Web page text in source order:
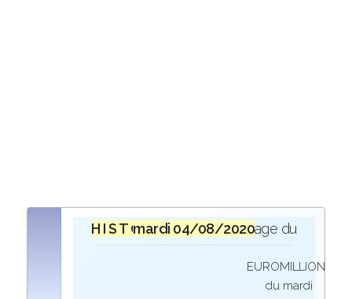
H I S T O R I Q U Elors du tirage du
mardi 04/08/2020
EUROMILLIONS
du mardi